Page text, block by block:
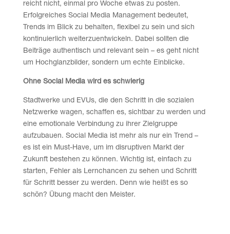
reicht nicht, einmal pro Woche etwas zu posten.
Erfolgreiches Social Media Management bedeutet,
Trends im Blick zu behalten, flexibel zu sein und sich
kontinuierlich weiterzuentwickeln. Dabei sollten die
Beiträge authentisch und relevant sein – es geht nicht
um Hochglanzbilder, sondern um echte Einblicke.
Ohne Social Media wird es schwierig
Stadtwerke und EVUs, die den Schritt in die sozialen
Netzwerke wagen, schaffen es, sichtbar zu werden und
eine emotionale Verbindung zu ihrer Zielgruppe
aufzubauen. Social Media ist mehr als nur ein Trend –
es ist ein Must-Have, um im disruptiven Markt der
Zukunft bestehen zu können. Wichtig ist, einfach zu
starten, Fehler als Lernchancen zu sehen und Schritt
für Schritt besser zu werden. Denn wie heißt es so
schön? Übung macht den Meister.